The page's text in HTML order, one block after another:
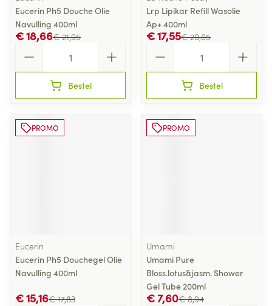
Eucerin Ph5 Douche Olie
Navulling 400ml
€ 21,95
€ 18,66
Bestel
Lrp Lipikar Refill Wasolie
Ap+ 400ml
€ 20,65
€ 17,55
Bestel
PROMO
Eucerin
Eucerin Ph5 Douchegel Olie
Navulling 400ml
€ 17,83
€ 15,16
PROMO
Umami
Umami Pure
Bloss.lotus&jasm. Shower
Gel Tube 200ml
€ 8,94
€ 7,60